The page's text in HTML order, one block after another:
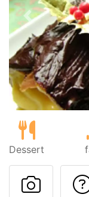
Précédent
Dessert